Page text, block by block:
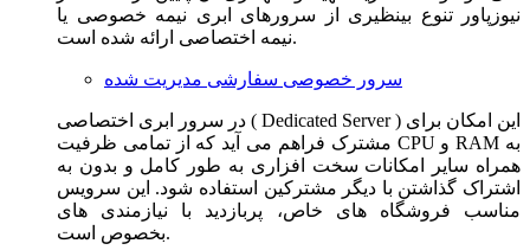
نیوزپاور تنوع بینظیری از سرورهای ابری نیمه خصوصی یا
نیمه اختصاصی ارائه شده است.
سرور خصوصی سفارشی مدیریت شده
در سرور ابری اختصاصی ( Dedicated Server ) این امکان برای
مشترک فراهم می آید که از تمامی ظرفیت CPU و RAM به
همراه سایر امکانات سخت افزاری به طور کامل و بدون به
اشتراک گذاشتن با دیگر مشترکین استفاده شود. این سرویس
مناسب فروشگاه های خاص، پربازدید با نیازمندی های
بخصوص است.